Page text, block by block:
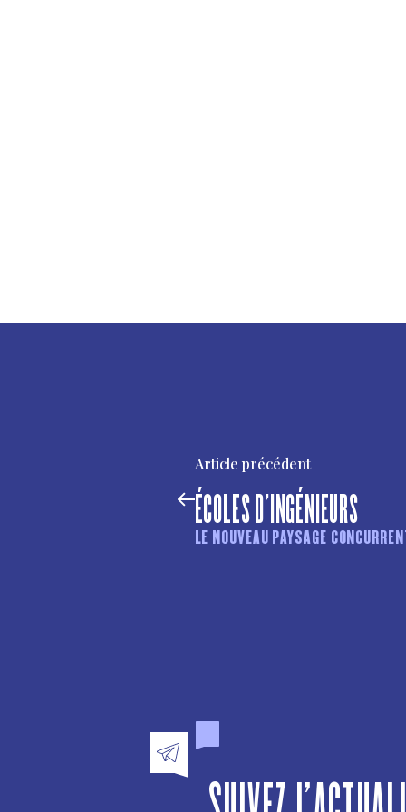
Article précédent
ÉCOLES D’INGÉNIEURS
LE NOUVEAU PAYSAGE